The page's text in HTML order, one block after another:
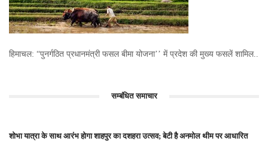
हिमाचल: “पुनर्गठित प्रधानमंत्री फसल बीमा योजना’’ में प्रदेश की मुख्य फसलें शामिल..
सम्बंधित समाचार
शोभा यात्रा के साथ आरंभ होगा शाहपुर का दशहरा उत्सव; बेटी है अनमोल थीम पर आधारित